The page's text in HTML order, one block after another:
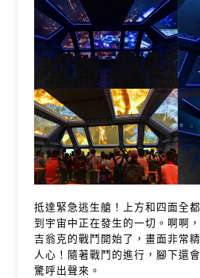
抵達緊急逃生艙！上方和四面全
到宇宙中正在發生的一切。啊啊
吉翁克的戰鬥開始了，畫面非常
人心！隨著戰鬥的進行，腳下還
驚呼出聲來。